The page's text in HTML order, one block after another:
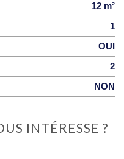
12 m²
1
OUI
2
NON
INTÉRESSE ?